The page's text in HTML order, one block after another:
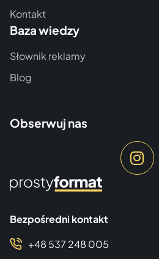
Bezpośredni kontakt
+48 537 248 005
Kontakt
Baza wiedzy
Słownik reklamy
Blog
Obserwuj nas